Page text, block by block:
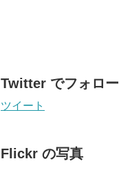
Twitter でフォロー
ツイート
Flickr の写真